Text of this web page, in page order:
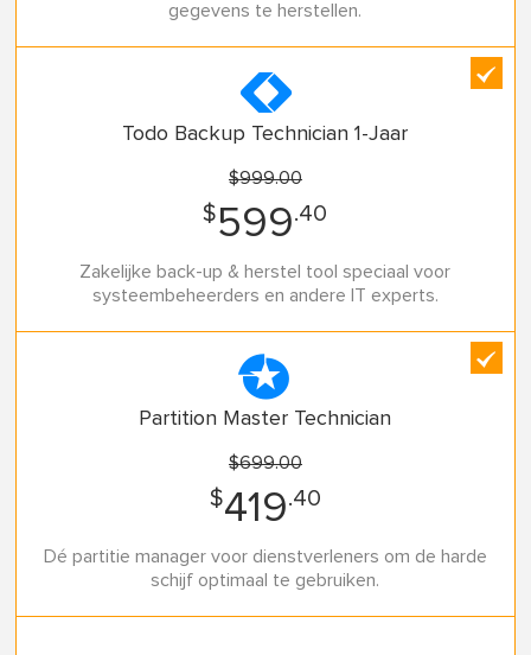
gegevens te herstellen.

Todo Backup Technician 1-Jaar
$999.00
$599.40
Zakelijke back-up & herstel tool speciaal voor
systeembeheerders en andere IT experts.

Partition Master Technician
$699.00
$419.40
Dé partitie manager voor dienstverleners om de harde
schijf optimaal te gebruiken.